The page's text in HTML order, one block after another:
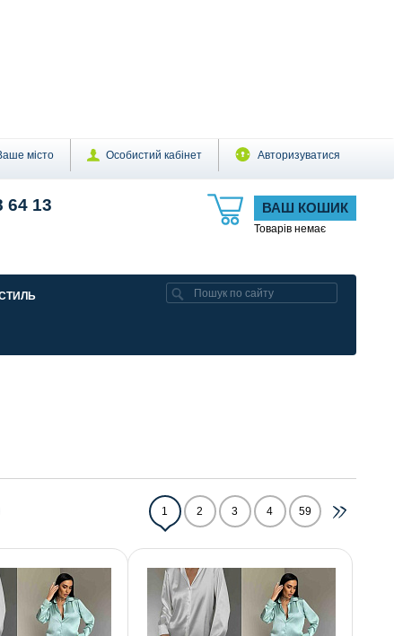
місто Особистий кабінет Авторизуватися
ВАШ КОШИК
Товарів немає
64 13
1 2 3 4 59